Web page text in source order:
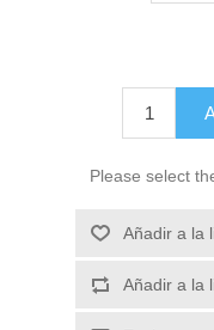
Please select